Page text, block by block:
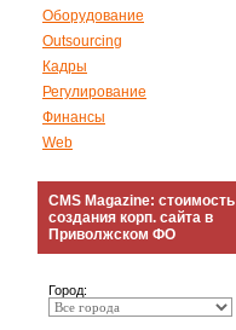
Оборудование
Outsourcing
Кадры
Регулирование
Финансы
Web
CMS Magazine: стоимость
создания корп. сайта в
Приволжском ФО
Город: